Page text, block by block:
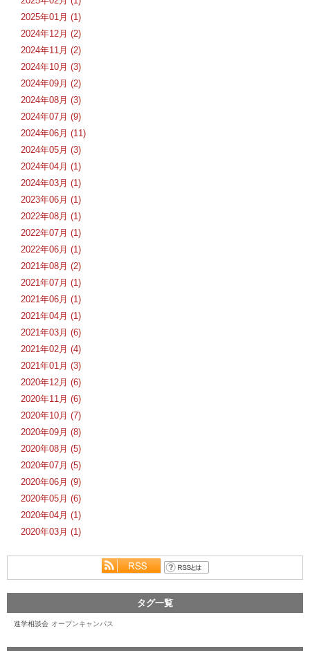
2025年01月 (1)
2024年12月 (2)
2024年11月 (2)
2024年10月 (3)
2024年09月 (2)
2024年08月 (3)
2024年07月 (9)
2024年06月 (11)
2024年05月 (3)
2024年04月 (1)
2024年03月 (1)
2023年06月 (1)
2022年08月 (1)
2022年07月 (1)
2022年06月 (1)
2021年08月 (2)
2021年07月 (1)
2021年06月 (1)
2021年04月 (1)
2021年03月 (6)
2021年02月 (4)
2021年01月 (3)
2020年12月 (6)
2020年11月 (6)
2020年10月 (7)
2020年09月 (8)
2020年08月 (5)
2020年07月 (5)
2020年06月 (9)
2020年05月 (6)
2020年04月 (1)
2020年03月 (1)
タグ一覧
進学相談会 オープンキャンパス